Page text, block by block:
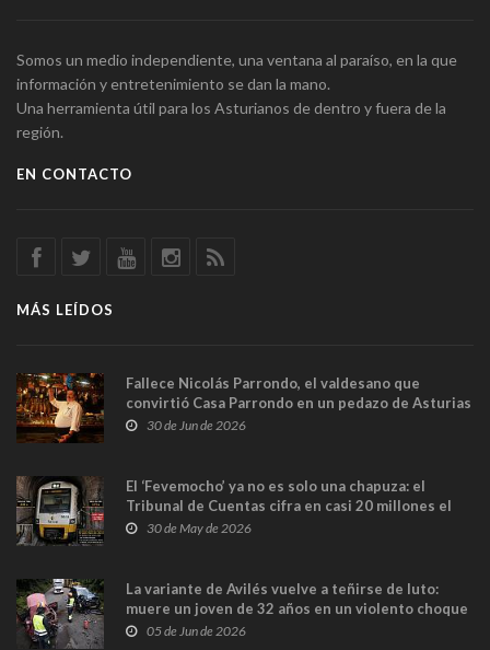
Somos un medio independiente, una ventana al paraíso, en la que
información y entretenimiento se dan la mano.
Una herramienta útil para los Asturianos de dentro y fuera de la
región.
EN CONTACTO
MÁS LEÍDOS
Fallece Nicolás Parrondo, el valdesano que
convirtió Casa Parrondo en un pedazo de Asturias
en Madrid
30 de Jun de 2026
El ‘Fevemocho’ ya no es solo una chapuza: el
Tribunal de Cuentas cifra en casi 20 millones el
sobrecoste de los trenes que no cabían por los
30 de May de 2026
La variante de Avilés vuelve a teñirse de luto:
muere un joven de 32 años en un violento choque
frontal
05 de Jun de 2026